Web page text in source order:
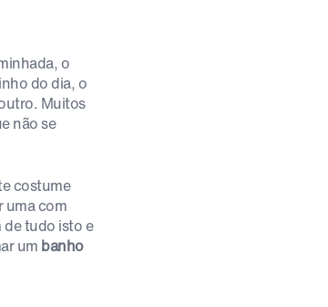
o
do dia, o
Muitos
não se
costume
uma com
tudo isto e
um banho